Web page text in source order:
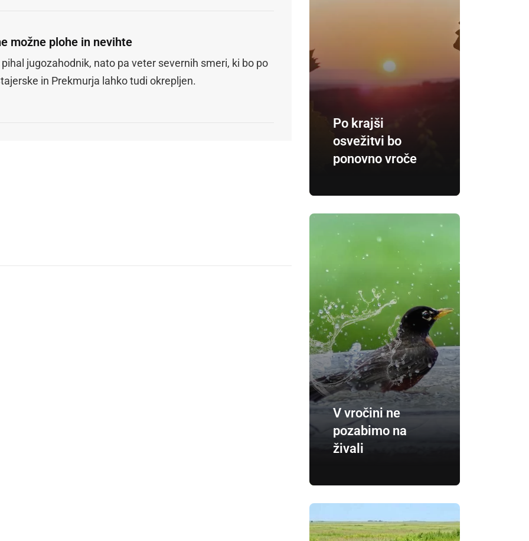
možne plohe in nevihte
pihal jugozahodnik, nato pa veter severnih smeri, ki bo po
in Prekmurja lahko tudi okrepljen.
Po krajši
osvežitvi bo
ponovno vroče
V vročini ne
pozabimo na
živali